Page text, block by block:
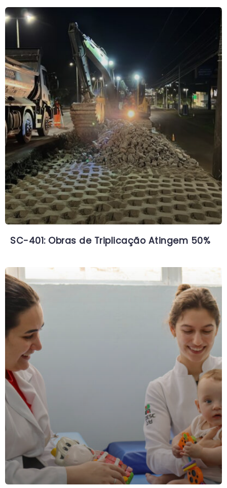
SC-401: Obras de Triplicação Atingem 50%